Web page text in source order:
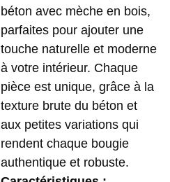
béton avec mèche en bois,
parfaites pour ajouter une
touche naturelle et moderne
à votre intérieur. Chaque
pièce est unique, grâce à la
texture brute du béton et
aux petites variations qui
rendent chaque bougie
authentique et robuste.